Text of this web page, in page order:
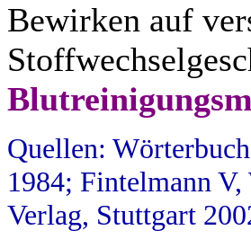
Bewirken auf
Quellen:
1984; Fintelmann
Verlag, Stuttgart